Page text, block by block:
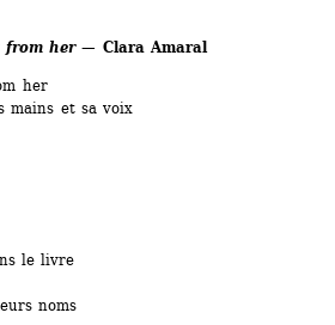
from her— Clara Amaral
her
mains et sa voix
le livre
noms